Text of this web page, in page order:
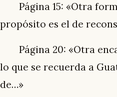
Página 15: «Otra
propósito es el de
Página 20: «Otra
lo que se recuerda a
de…»